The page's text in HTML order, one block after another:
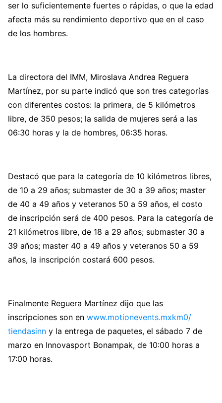
ser lo suficientemente fuertes o rápidas, o que la edad
afecta más su rendimiento deportivo que en el caso
de los hombres.
La directora del IMM, Miroslava Andrea Reguera
Martínez, por su parte indicó que son tres categorías
con diferentes costos: la primera, de 5 kilómetros
libre, de 350 pesos; la salida de mujeres será a las
06:30 horas y la de hombres, 06:35 horas.
Destacó que para la categoría de 10 kilómetros libres,
de 10 a 29 años; submaster de 30 a 39 años; master
de 40 a 49 años y veteranos 50 a 59 años, el costo
de inscripción será de 400 pesos. Para la categoría de
21 kilómetros libre, de 18 a 29 años; submaster 30 a
39 años; master 40 a 49 años y veteranos 50 a 59
años, la inscripción costará 600 pesos.
Finalmente Reguera Martínez dijo que las
inscripciones son en www.motionevents.mxkm0/
tiendasinn y la entrega de paquetes, el sábado 7 de
marzo en Innovasport Bonampak, de 10:00 horas a
17:00 horas.